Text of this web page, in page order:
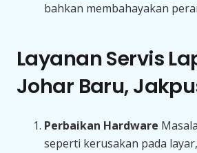
bahkan membahayakan
Layanan Servis
Johar Baru,
Perbaikan Hardware
seperti kerusakan pada